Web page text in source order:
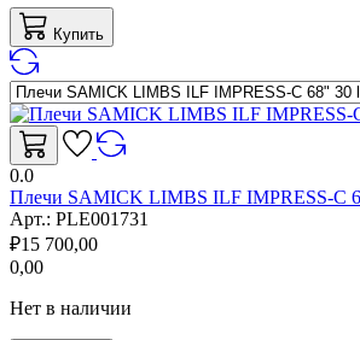
Купить
0.0
Плечи SAMICK LIMBS ILF IMPRESS-C
Арт.: PLE001731
₽15 700,00
0,00
Нет в наличии